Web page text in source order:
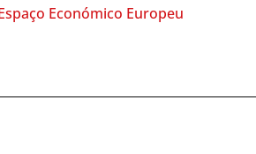
Económico Europeu